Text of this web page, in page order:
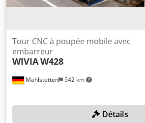
Mahlstetten 542 km
Tour CNC à poupée mobile avec
embarreur
WIVIAW428
Détails